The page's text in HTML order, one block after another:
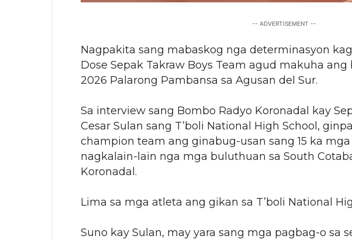
-- ADVERTISEMENT --
Nagpakita sang mabaskog nga determinasyon
Dose Sepak Takraw Boys Team agud makuha
2026 Palarong Pambansa sa Agusan del Sur.
Sa interview sang Bombo Radyo Koronadal kay
Cesar Sulan sang T’boli National High School,
champion team ang ginabug-usan sang 15 ka
nagkalain-lain nga mga buluthuan sa South
Koronadal.
Lima sa mga atleta ang gikan sa T’boli National
Suno kay Sulan, may yara sang mga pagbag-o sa